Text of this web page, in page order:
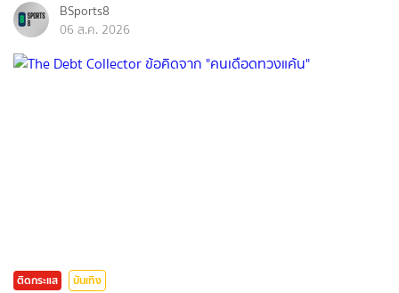
BSports8
06 ส.ค. 2026
ติดกระแส บันเทิง